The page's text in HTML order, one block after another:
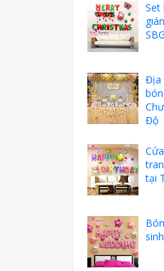
Set
Địa
Độ
tại